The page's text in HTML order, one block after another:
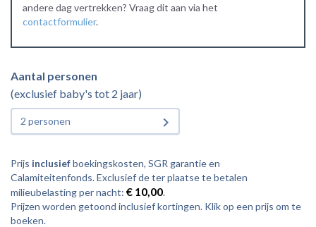
andere dag vertrekken? Vraag dit aan via het
contactformulier.
Aantal personen
(exclusief baby's tot 2 jaar)
2 personen
Prijs inclusiefboekingskosten, SGR garantie en
Calamiteitenfonds. Exclusief de ter plaatse te betalen
milieubelasting per nacht: € 10,00.
Prijzen worden getoond inclusief kortingen. Klik op een prijs om te
boeken.